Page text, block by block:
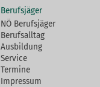
Berufsjäger
NÖ Berufsjäger
Berufsalltag
Ausbildung
Service
Termine
Impressum